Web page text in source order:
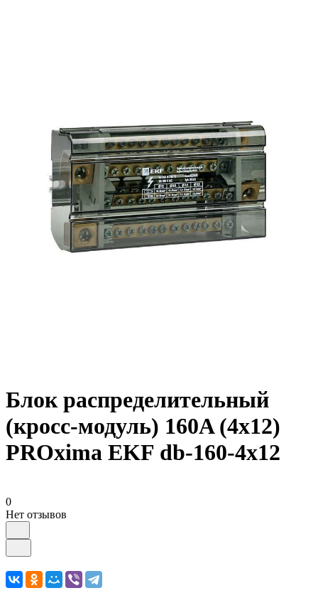
Блок распределительный
(кросс-модуль) 160A (4x12)
PROxima EKF db-160-4x12
0
Нет отзывов